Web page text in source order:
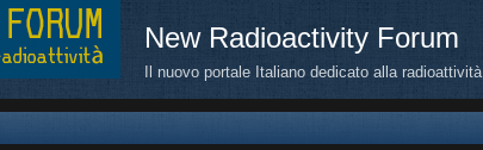
New Radioactivity Forum
Il nuovo portale Italiano dedicato alla radioattività